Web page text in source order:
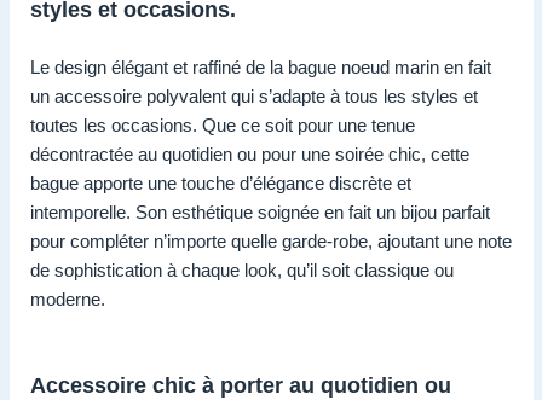
styles et occasions.
Le design élégant et raffiné de la bague noeud marin en fait
un accessoire polyvalent qui s’adapte à tous les styles et
toutes les occasions. Que ce soit pour une tenue
décontractée au quotidien ou pour une soirée chic, cette
bague apporte une touche d’élégance discrète et
intemporelle. Son esthétique soignée en fait un bijou parfait
pour compléter n’importe quelle garde-robe, ajoutant une note
de sophistication à chaque look, qu’il soit classique ou
moderne.
Accessoire chic à porter au quotidien ou